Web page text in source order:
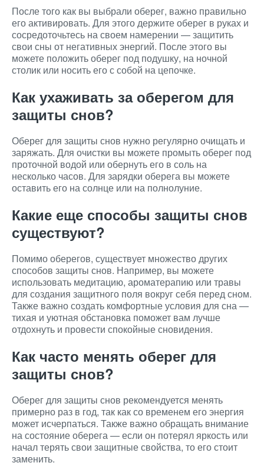
После того как вы выбрали оберег, важно правильно
его активировать. Для этого держите оберег в руках и
сосредоточьтесь на своем намерении — защитить
свои сны от негативных энергий. После этого вы
можете положить оберег под подушку, на ночной
столик или носить его с собой на цепочке.
Как ухаживать за оберегом для
защиты снов?
Оберег для защиты снов нужно регулярно очищать и
заряжать. Для очистки вы можете промыть оберег под
проточной водой или обернуть его в соль на
несколько часов. Для зарядки оберега вы можете
оставить его на солнце или на полнолуние.
Какие еще способы защиты снов
существуют?
Помимо оберегов, существует множество других
способов защиты снов. Например, вы можете
использовать медитацию, ароматерапию или травы
для создания защитного поля вокруг себя перед сном.
Также важно создать комфортные условия для сна —
тихая и уютная обстановка поможет вам лучше
отдохнуть и провести спокойные сновидения.
Как часто менять оберег для
защиты снов?
Оберег для защиты снов рекомендуется менять
примерно раз в год, так как со временем его энергия
может исчерпаться. Также важно обращать внимание
на состояние оберега — если он потерял яркость или
начал терять свои защитные свойства, то его стоит
заменить.